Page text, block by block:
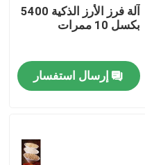
آلة فرز الأرز الذكية 5400
بكسل 10 ممرات
إرسال استفسار